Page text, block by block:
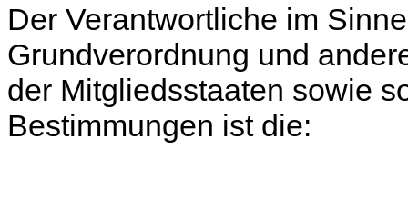
Der Verantwortliche im
Grundverordnung und
der Mitgliedsstaaten sowie
Bestimmungen ist die: